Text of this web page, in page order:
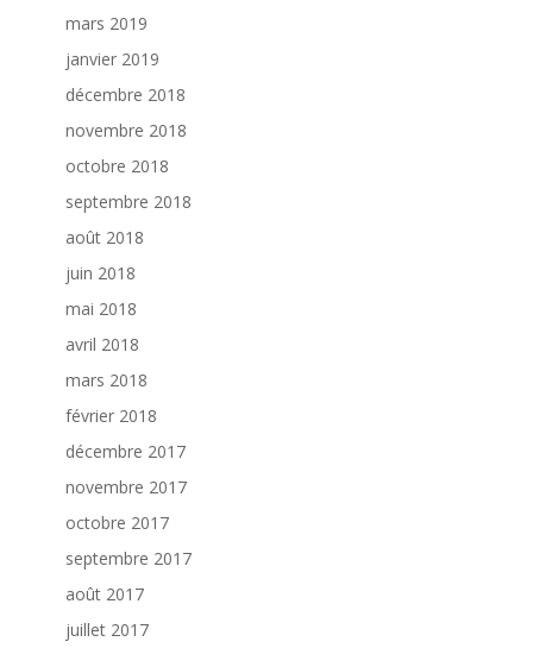
mars 2019
janvier 2019
décembre 2018
novembre 2018
octobre 2018
septembre 2018
août 2018
juin 2018
mai 2018
avril 2018
mars 2018
février 2018
décembre 2017
novembre 2017
octobre 2017
septembre 2017
août 2017
juillet 2017